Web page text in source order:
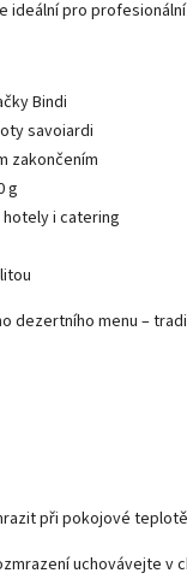
ideální pro
Bindi
savoiardi
zakončením
g
i catering
dezertního menu –
při pokojové
uchovávejte v